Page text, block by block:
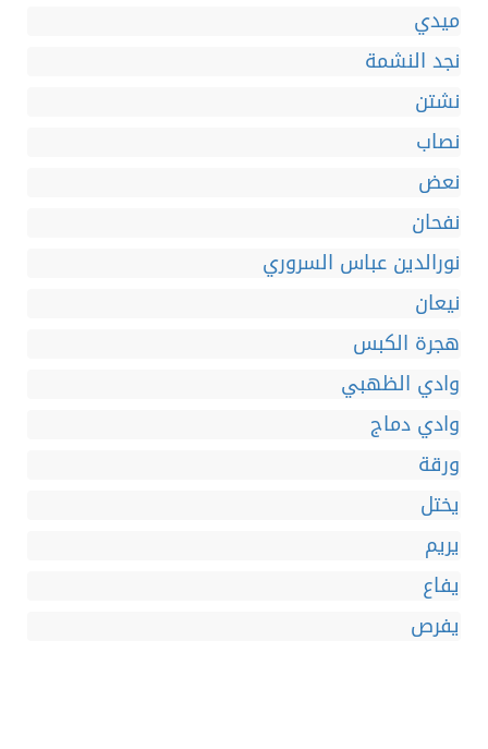
ميدي
نجد النشمة
نشتن
نصاب
نعض
نفحان
نورالدين عباس السروري
نيعان
هجرة الكبس
وادي الظهبي
وادي دماج
ورقة
يختل
يريم
يفاع
يفرص